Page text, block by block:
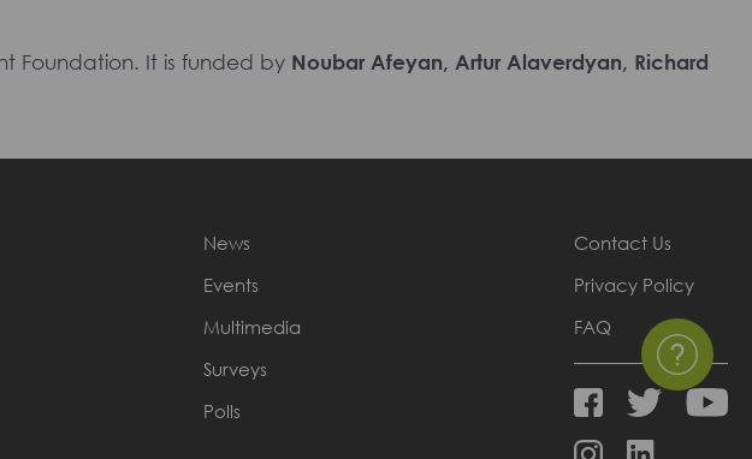
Foundation. It is funded by Noubar Afeyan, Artur Alaverdyan, Richard
News
Events
Multimedia
Surveys
Polls
Contact Us
Privacy Policy
FAQ